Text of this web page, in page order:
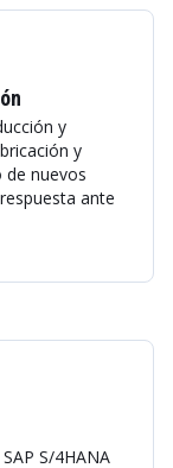
y
y
de nuevos
ante
S/4HANA